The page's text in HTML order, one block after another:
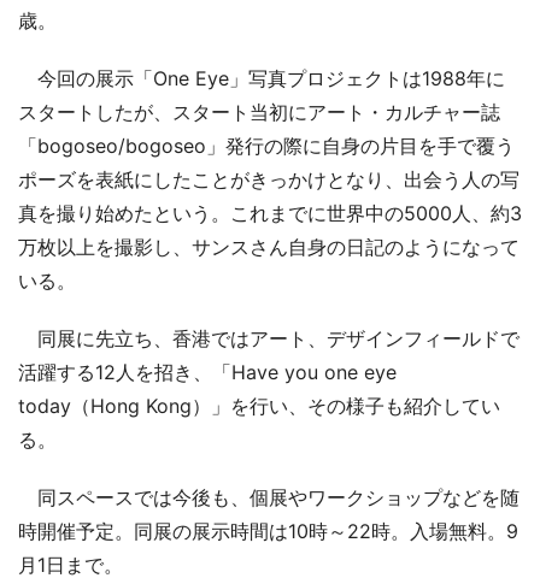
歳。
今回の展示「One Eye」写真プロジェクトは1988年に
スタートしたが、スタート当初にアート・カルチャー誌
「bogoseo/bogoseo」発行の際に自身の片目を手で覆う
ポーズを表紙にしたことがきっかけとなり、出会う人の写
真を撮り始めたという。これまでに世界中の5000人、約3
万枚以上を撮影し、サンスさん自身の日記のようになって
いる。
同展に先立ち、香港ではアート、デザインフィールドで
活躍する12人を招き、「Have you one eye
today（Hong Kong）」を行い、その様子も紹介してい
る。
同スペースでは今後も、個展やワークショップなどを随
時開催予定。同展の展示時間は10時～22時。入場無料。9
月1日まで。